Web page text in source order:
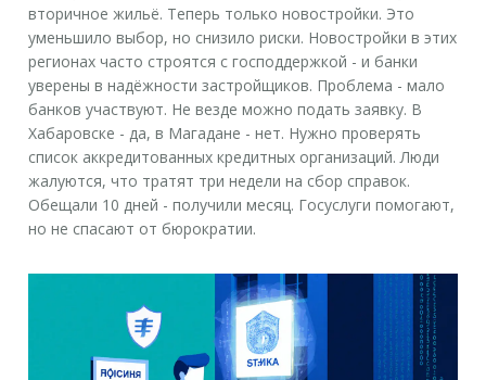
вторичное жильё. Теперь только новостройки. Это
уменьшило выбор, но снизило риски. Новостройки в этих
регионах часто строятся с господдержкой - и банки
уверены в надёжности застройщиков. Проблема - мало
банков участвуют. Не везде можно подать заявку. В
Хабаровске - да, в Магадане - нет. Нужно проверять
список аккредитованных кредитных организаций. Люди
жалуются, что тратят три недели на сбор справок.
Обещали 10 дней - получили месяц. Госуслуги помогают,
но не спасают от бюрократии.